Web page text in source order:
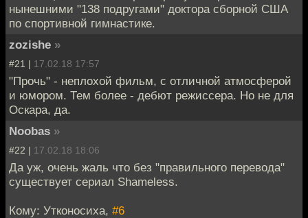
нынешними "138 подругами" доктора сборной США
по спортивной гимнастике.
zozishe »
#21 | 17.02.18 17:57
"Прочь" - неплохой фильм, с отличной атмосферой
и юмором. Тем более - дебют режиссера. Но не для
Оскара, да.
Noobas »
#22 | 17.02.18 18:06
Да уж, очень жаль что без "правильного перевода"
существует сериал Shameless.
Кому: Утконосиха, #6